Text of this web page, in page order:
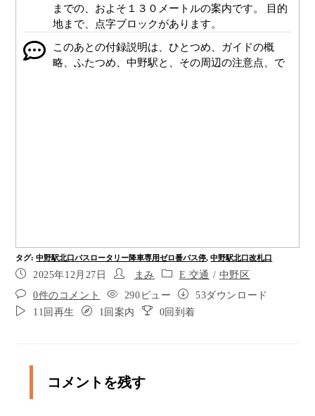
までの、およそ１３０メートルの案内です。 目的
地まで、点字ブロックがあります。
このあとの付録説明は、ひとつめ、ガイドの概
略、ふたつめ、中野駅と、その周辺の注意点、で
ふたつめ、中野駅と、その周辺の注意点です。 ２
０２６年現在、大規模な、再開発工事が継続中で
す。 今後、随時、バス停や点字ブロックの位置、
駅構内の変更も、あり得ます。
中野駅北口、降車専用バス停に、おりたところで
分岐を、ひだりへ、回り込み、スロープをのぼり
タグ:中野駅北口バスロータリー降車専用ゼロ番バス停, 中野駅北口改札口
2025年12月27日 まみ E 交通 / 中野区
0件のコメント
290ビュー
53ダウンロード
11回再生
1回案内 0回到着
コメントを残す